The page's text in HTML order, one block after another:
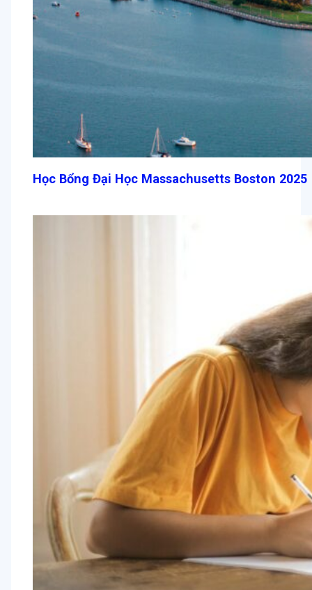
Học Bổng Đại Học Massachusetts Boston 2025